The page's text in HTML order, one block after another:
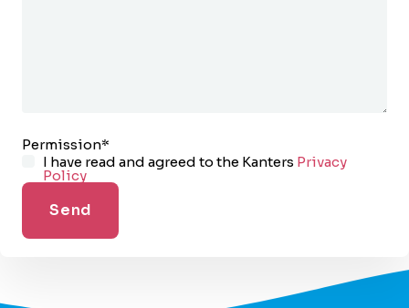
Permission*
I have read and agreed to the Kanters Privacy
Policy